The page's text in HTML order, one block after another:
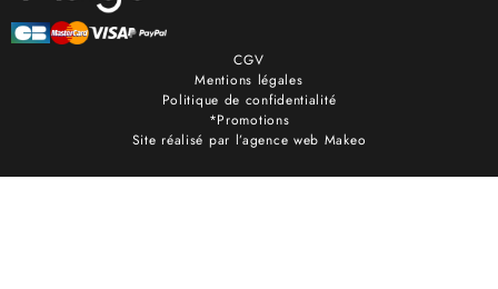
CGV
Mentions légales
Politique de confidentialité
*Promotions
Site réalisé par l’agence web Makeo